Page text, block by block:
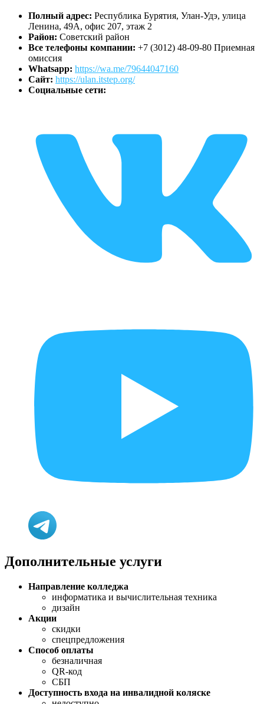
Полный адрес: Республика Бурятия, Улан-Удэ, улица
Ленина, 49А, офис 207, этаж 2
Район: Советский район
Все телефоны компании: +7 (3012) 48-09-80 Приемная
омиссия
Whatsapp: https://wa.me/79644047160
Сайт: https://ulan.itstep.org/
Социальные сети:
Дополнительные услуги
Направление колледжа
информатика и вычислительная техника
дизайн
Акции
скидки
спецпредложения
Способ оплаты
безналичная
QR-код
СБП
Доступность входа на инвалидной коляске